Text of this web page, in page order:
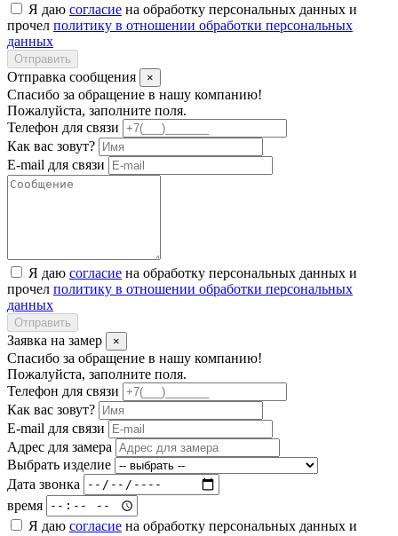
Я даю согласие на обработку персональных данных и
прочел политику в отношении обработки персональных
данных
Отправить
Отправка сообщения ×
Спасибо за обращение в нашу компанию!
Пожалуйста, заполните поля.
Телефон для связи
Как вас зовут?
E-mail для связи
Я даю согласие на обработку персональных данных и
прочел политику в отношении обработки персональных
данных
Отправить
Заявка на замер ×
Спасибо за обращение в нашу компанию!
Пожалуйста, заполните поля.
Телефон для связи
Как вас зовут?
E-mail для связи
Адрес для замера
Выбрать изделие
Дата звонка
время
Я даю согласие на обработку персональных данных и